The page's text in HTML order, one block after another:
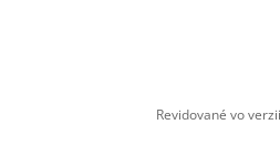
Revidované vo